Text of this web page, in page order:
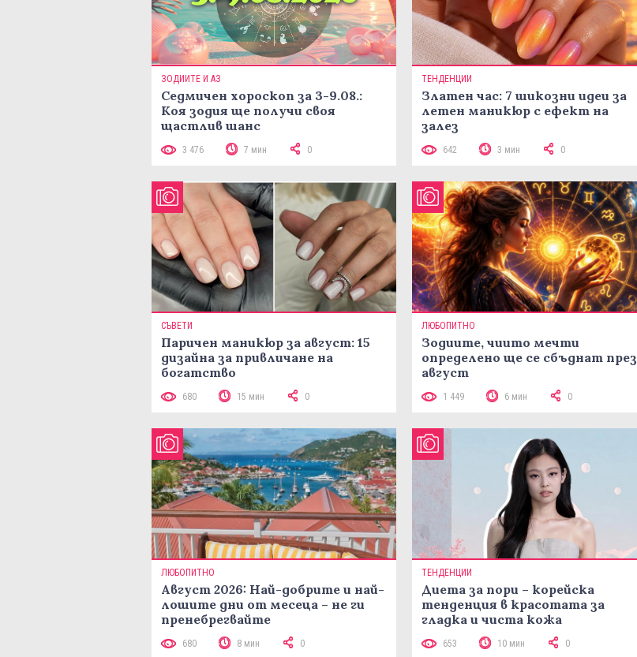
ЗОДИИТЕ И АЗ
Седмичен хороскоп за 3-9.08.:
Коя зодия ще получи своя
щастлив шанс
3 476 7 мин 0
ТЕНДЕНЦИИ
Златен час: 7 шикозни идеи за
летен маникюр с ефект на
залез
642 3 мин 0
СЪВЕТИ
Паричен маникюр за август: 15
дизайна за привличане на
богатство
680 15 мин 0
ЛЮБОПИТНО
Зодиите, чиито мечти
определено ще се сбъднат през
август
1 449 6 мин 0
ЛЮБОПИТНО
Август 2026: Най-добрите и най-
лошите дни от месеца – не ги
пренебрегвайте
680 8 мин 0
ТЕНДЕНЦИИ
Диета за пори – корейска
тенденция в красотата за
гладка и чиста кожа
653 10 мин 0